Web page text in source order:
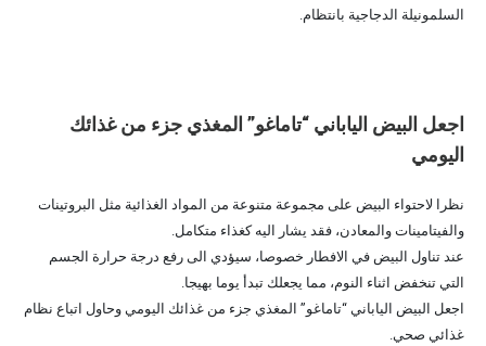
السلمونيلة الدجاجية بانتظام.
اجعل البيض الياباني “تاماغو” المغذي جزء من غذائك
اليومي
نظرا لاحتواء البيض على مجموعة متنوعة من المواد الغذائية مثل البروتينات
والفيتامينات والمعادن، فقد يشار اليه كغذاء متكامل.
عند تناول البيض في الافطار خصوصا، سيؤدي الى رفع درجة حرارة الجسم
التي تنخفض اثناء النوم، مما يجعلك تبدأ يوما بهيجا.
اجعل البيض الياباني “تاماغو” المغذي جزء من غذائك اليومي وحاول اتباع نظام
غذائي صحي.